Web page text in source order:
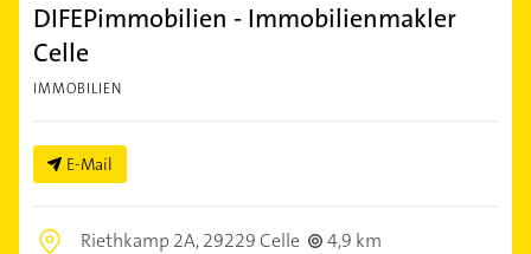
DIFEPimmobilien - Immobilienmakler
Celle
IMMOBILIEN
E-Mail
Riethkamp 2A,29229 Celle
4,9 km